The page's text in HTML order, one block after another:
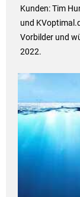
Kunden: Tim
und
Vorbilder und
2022.